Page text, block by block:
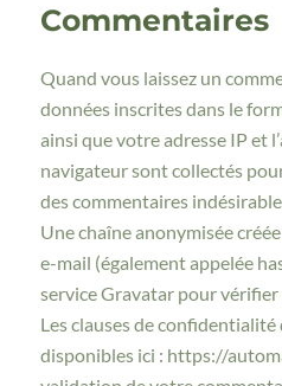
Commentaires
Quand vous laissez un
données inscrites dans le
ainsi que votre adresse IP et
navigateur sont collectés
des commentaires
Une chaîne anonymisée
e-mail (également appelée
service Gravatar pour vérifier
Les clauses de
disponibles ici : https://